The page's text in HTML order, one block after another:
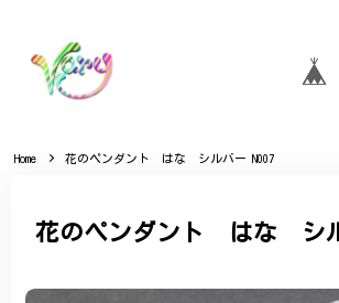
Home 花のペンダント はな シルバー N007
花のペンダント はな シ